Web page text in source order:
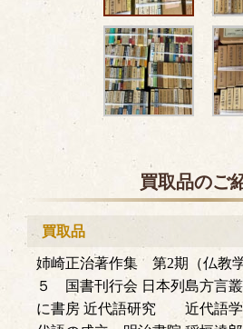
買取品のご
買取品
姉崎正治著作集 第2期（仏教
５ 国書刊行会 日本列島方言
に書房 近代語研究 近代語